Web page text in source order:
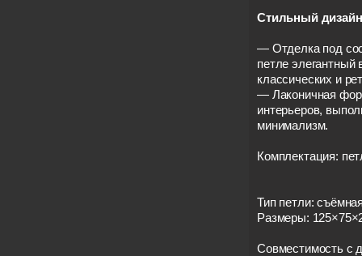
Стильный
— Отделка под
петле
классических и
— Лаконичная
интерьеров,
минимализм.
Комплектация:
Тип петли:
Размеры:
Совместимость с